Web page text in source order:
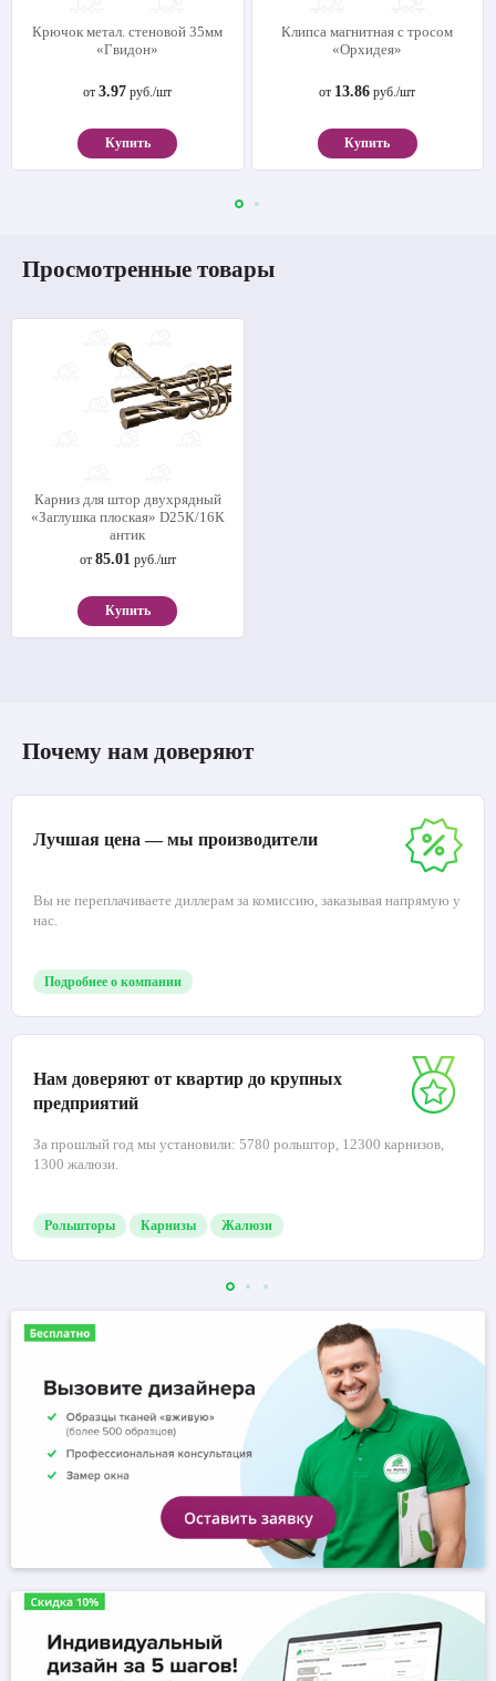
Крючок метал. стеновой 35мм
«Гвидон»
от3.97 руб./шт
Купить
Клипса магнитная с тросом
«Орхидея»
от 13.86 руб./шт
Купить
Просмотренные товары
Карниз для штор двухрядный
«Заглушка плоская» D25К/16К
антик
от 85.01 руб./шт
Купить
Почему нам доверяют
Лучшая цена — мы производители
Вы не переплачиваете диллерам за комиссию, заказывая напрямую у
нас.
Подробнее о компании
Нам доверяют от квартир до крупных
предприятий
За прошлый год мы установили: 5780 рольштор, 12300 карнизов,
1300 жалюзи.
Рольшторы Карнизы Жалюзи